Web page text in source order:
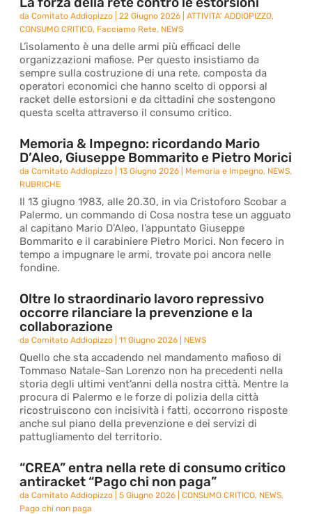
daComitato Addiopizzo |22 Giugno 2026 |ATTIVITA' ADDIOPIZZO,
CONSUMO CRITICO, Facciamo Rete, NEWS
L’isolamento è una delle armi più efficaci delle
organizzazioni mafiose. Per questo insistiamo da
sempre sulla costruzione di una rete, composta da
operatori economici che hanno scelto di opporsi al
racket delle estorsioni e da cittadini che sostengono
questa scelta attraverso il consumo critico.
Memoria & Impegno: ricordando Mario
D’Aleo, Giuseppe Bommarito e Pietro Morici
daComitato Addiopizzo |13 Giugno 2026 Memoria e Impegno, NEWS,
RUBRICHE
Il 13 giugno 1983, alle 20.30, in via Cristoforo Scobar a
Palermo, un commando di Cosa nostra tese un agguato
al capitano Mario D’Aleo, l’appuntato Giuseppe
Bommarito e il carabiniere Pietro Morici. Non fecero in
tempo a impugnare le armi, trovate poi ancora nelle
fondine.
Oltre lo straordinario lavoro repressivo
occorre rilanciare la prevenzione e la
collaborazione
daComitato Addiopizzo |11 Giugno 2026 NEWS
Quello che sta accadendo nel mandamento mafioso di
Tommaso Natale-San Lorenzo non ha precedenti nella
storia degli ultimi vent’anni della nostra città. Mentre la
procura di Palermo e le forze di polizia della città
ricostruiscono con incisività i fatti, occorrono risposte
anche sul piano della prevenzione e dei servizi di
pattugliamento del territorio.
“CREA” entra nella rete di consumo critico
antiracket “Pago chi non paga”
daComitato Addiopizzo |5 Giugno 2026 |CONSUMO CRITICO, NEWS,
Pago chi non paga